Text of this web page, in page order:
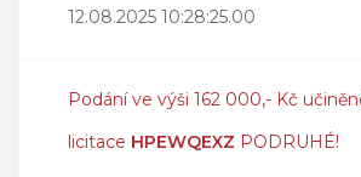
12.08.2025 10:28:25.00
Podání ve výši 162 000,- Kč
licitace HPEWQEXZ PODRUHÉ!